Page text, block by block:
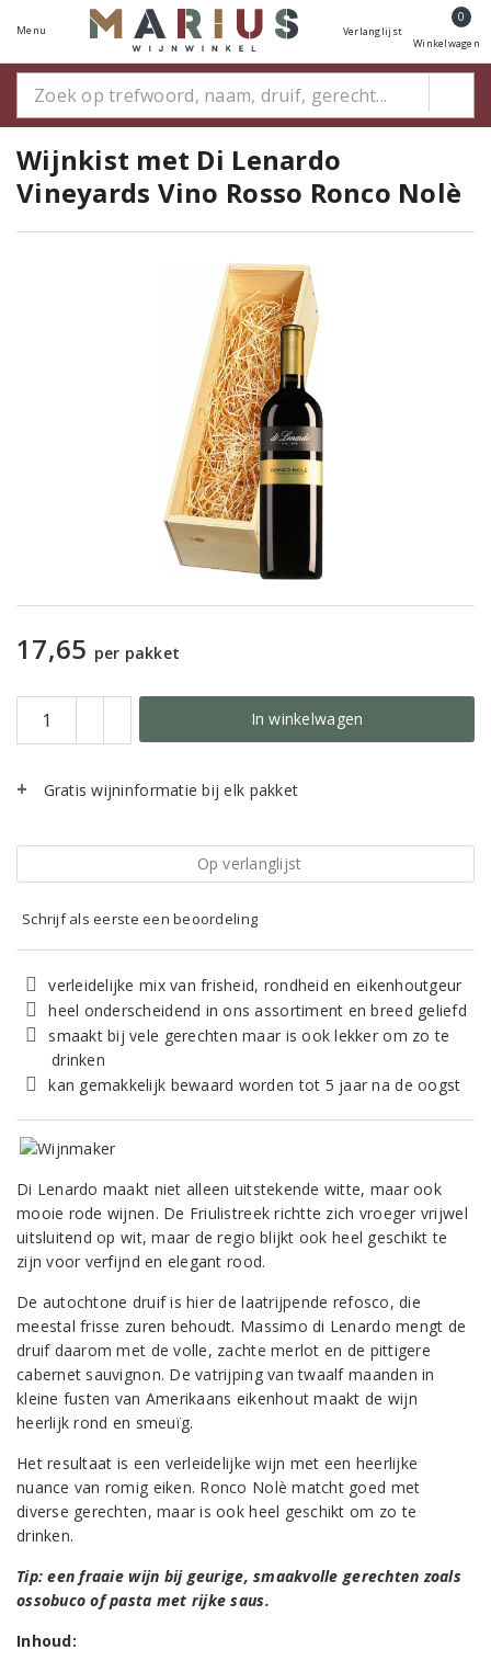
Menu Verlanglijst
0
Winkelwagen
Wijnkist met Di Lenardo
Vineyards Vino Rosso Ronco Nolè
17,65 per pakket
In winkelwagen
Gratis wijninformatie bij elk pakket
Op verlanglijst
Schrijf als eerste een beoordeling
verleidelijke mix van frisheid, rondheid en eikenhoutgeur
heel onderscheidend in ons assortiment en breed geliefd
smaakt bij vele gerechten maar is ook lekker om zo te
drinken
kan gemakkelijk bewaard worden tot 5 jaar na de oogst
Di Lenardo maakt niet alleen uitstekende witte, maar ook
mooie rode wijnen. De Friulistreek richtte zich vroeger vrijwel
uitsluitend op wit, maar de regio blijkt ook heel geschikt te
zijn voor verfijnd en elegant rood.
De autochtone druif is hier de laatrijpende refosco, die
meestal frisse zuren behoudt. Massimo di Lenardo mengt de
druif daarom met de volle, zachte merlot en de pittigere
cabernet sauvignon. De vatrijping van twaalf maanden in
kleine fusten van Amerikaans eikenhout maakt de wijn
heerlijk rond en smeuïg.
Het resultaat is een verleidelijke wijn met een heerlijke
nuance van romig eiken. Ronco Nolè matcht goed met
diverse gerechten, maar is ook heel geschikt om zo te
drinken.
Tip: een fraaie wijn bij geurige, smaakvolle gerechten zoals
ossobuco of pasta met rijke saus.
Inhoud: